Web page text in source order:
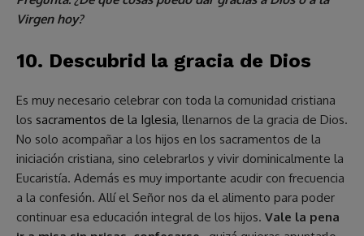
Virgen hoy?
10. Descubrid la gracia de Dios
Es muy necesario celebrar con toda la comunidad cristiana
los sacramentos de la Iglesia, llenarnos de la gracia de Dios.
No solo acompañar a los hijos en los sacramentos de la
iniciación cristiana, sino celebrarlos y vivir dominicalmente la
Eucaristía. Además es muy importante acudir con frecuencia
a la confesión. Allí el Señor nos da el alimento para poder
continuar esa educación integral de los hijos. Vale la pena